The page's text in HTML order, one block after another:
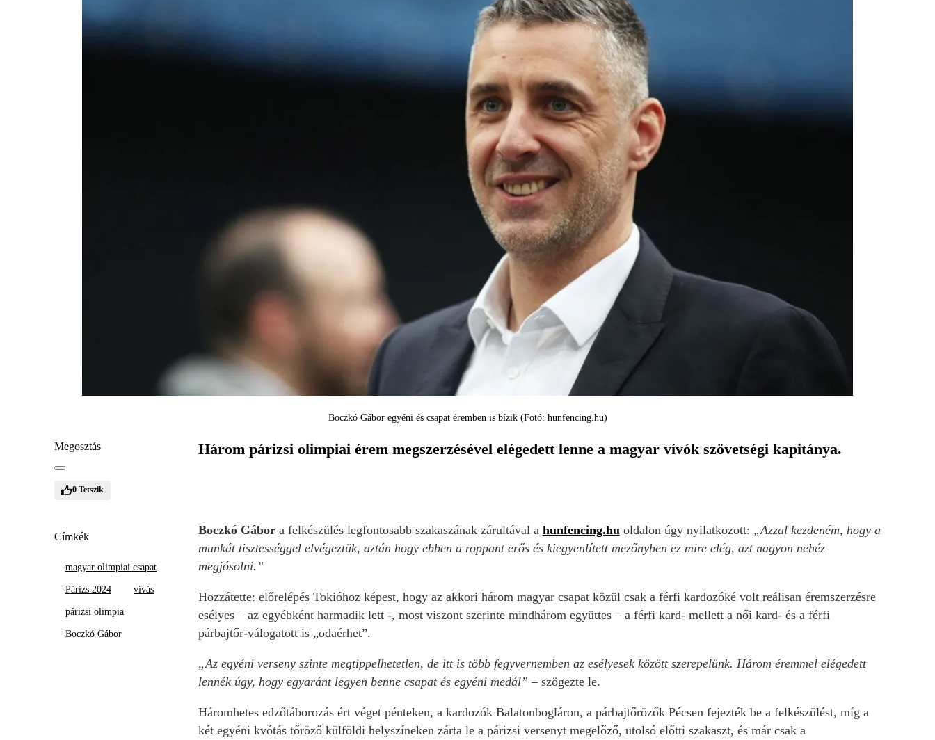
Boczkó Gábor egyéni és csapat éremben is bízik (Fotó: hunfencing.hu)
Megosztás
0 Tetszik
Címkék
magyar olimpiai csapat
Párizs 2024 vívás
párizsi olimpia
Boczkó Gábor
Három párizsi olimpiai érem megszerzésével elégedett lenne a magyar vívók szövetségi kapitánya.
Boczkó Gábora felkészülés legfontosabb szakaszának zárultával a hunfencing.hu oldalon úgy nyilatkozott: „Azzal kezdeném, hogy a
munkát tisztességgel elvégeztük, aztán hogy ebben a roppant erős és kiegyenlített mezőnyben ez mire elég, azt nagyon nehéz
megjósolni.”
Hozzátette: előrelépés Tokióhoz képest, hogy az akkori három magyar csapat közül csak a férfi kardozóké volt reálisan éremszerzésre
esélyes – az egyébként harmadik lett -, most viszont szerinte mindhárom együttes – a férfi kard- mellett a női kard- és a férfi
párbajtőr-válogatott is „odaérhet”.
„Az egyéni verseny szinte megtippelhetetlen, de itt is több fegyvernemben az esélyesek között szerepelünk. Három éremmel elégedett
lennék úgy, hogy egyaránt legyen benne csapat és egyéni medál” – szögezte le.
Háromhetes edzőtáborozás ért véget pénteken, a kardozók Balatonbogláron, a párbajtőrözők Pécsen fejezték be a felkészülést, míg a
két egyéni kvótás tőröző külföldi helyszíneken zárta le a párizsi versenyt megelőző, utolsó előtti szakaszt, és már csak a